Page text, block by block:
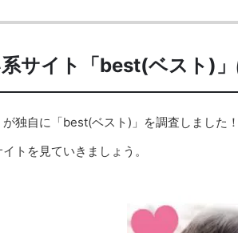
サイト「best(ベスト)
独自に「best(ベスト)」を調査しました！
トを見ていきましょう。